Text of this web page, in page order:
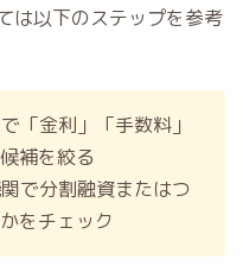
は以下のステップを参考
「金利」「手数料」
補を絞る
で分割融資またはつ
をチェック